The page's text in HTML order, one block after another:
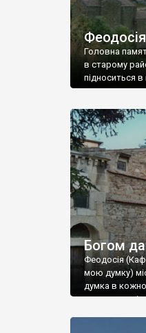
Головна
в старому
підноситься в
Богом
Феодосія
мою думку)
думка в
запрошую